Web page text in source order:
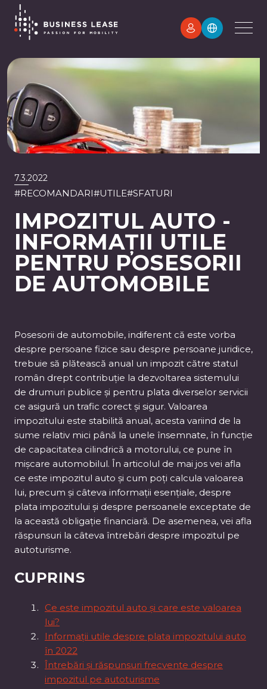
7.3.2022
#RECOMANDARI#UTILE#SFATURI
IMPOZITUL AUTO -
INFORMAȚII UTILE
PENTRU POSESORII
DE AUTOMOBILE
Posesorii de automobile, indiferent că este vorba
despre persoane fizice sau despre persoane juridice,
trebuie să plătească anual un impozit către statul
român drept contribuție la dezvoltarea sistemului
de drumuri publice și pentru plata diverselor servicii
ce asigură un trafic corect și sigur. Valoarea
impozitului este stabilită anual, acesta variind de la
sume relativ mici până la unele însemnate, în funcție
de capacitatea cilindrică a motorului, ce pune în
mișcare automobilul. În articolul de mai jos vei afla
ce este impozitul auto și cum poți calcula valoarea
lui, precum și câteva informații esențiale, despre
plata impozitului și despre persoanele exceptate de
la această obligație financiară. De asemenea, vei afla
răspunsuri la câteva întrebări despre impozitul pe
autoturisme.
CUPRINS
Ce este impozitul auto și care este valoarea
lui?
Informații utile despre plata impozitului auto
în 2022
Întrebări și răspunsuri frecvente despre
impozitul pe autoturisme